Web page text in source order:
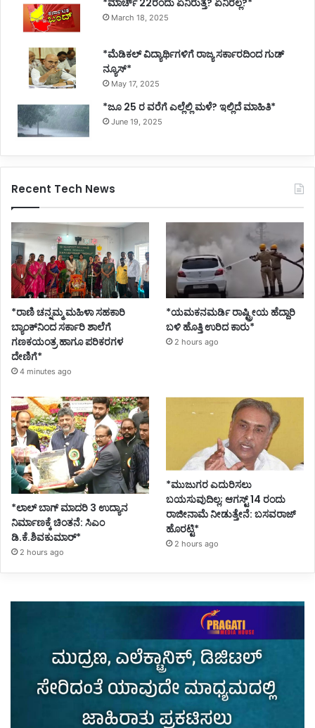
March 18, 2025
*ಮೆಡಿಕಲ್ ವಿದ್ಯಾರ್ಥಿಗಳಿಗೆ ರಾಜ್ಯ ಸರ್ಕಾರದಿಂದ ಗುಡ್
ನ್ಯೂಸ್*
May 17, 2025
*ಜೂ 25 ರ ವರೆಗೆ ಎಲ್ಲೆಲ್ಲಿ ಮಳೆ? ಇಲ್ಲಿದೆ ಮಾಹಿತಿ*
June 19, 2025
Recent Tech News
*ರಾಣಿ ಚನ್ನಮ್ಮ ಮಹಿಳಾ ಸಹಕಾರಿ
ಬ್ಯಾಂಕ್‌ನಿಂದ ಸರ್ಕಾರಿ ಶಾಲೆಗೆ
ಗಣಕಯಂತ್ರ ಹಾಗೂ ಪರಿಕರಗಳ
ದೇಣಿಗೆ*
4 minutes ago
*ಯಮಕನಮರ್ಡಿ ರಾಷ್ಟ್ರೀಯ ಹೆದ್ದಾರಿ
ಬಳಿ ಹೊತ್ತಿ ಉರಿದ ಕಾರು*
2 hours ago
*ಲಾಲ್ ಬಾಗ್ ಮಾದರಿ 3 ಉದ್ಯಾನ
ನಿರ್ಮಾಣಕ್ಕೆ ಚಿಂತನೆ: ಸಿಎಂ
ಡಿ.ಕೆ.ಶಿವಕುಮಾರ್*
2 hours ago
*ಮುಜುಗರ ಎದುರಿಸಲು
ಬಯಸುವುದಿಲ್ಲ; ಆಗಸ್ಟ್ 14 ರಂದು
ರಾಜೀನಾಮೆ ನೀಡುತ್ತೇನೆ: ಬಸವರಾಜ್
ಹೊರಟ್ಟಿ*
2 hours ago